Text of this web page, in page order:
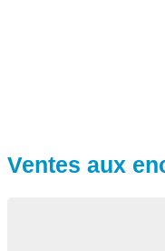
Ventes aux